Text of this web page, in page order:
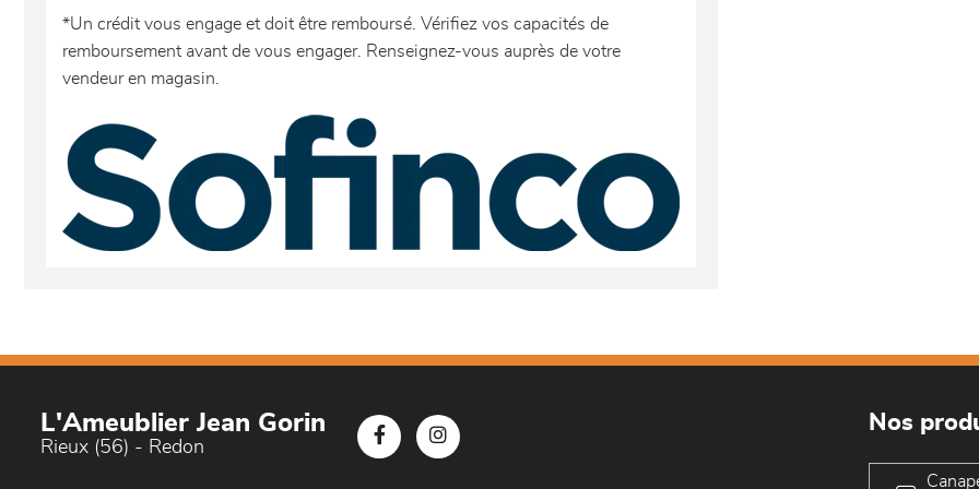
*Un crédit vous engage et doit être remboursé. Vérifiez vos capacités de
remboursement avant de vous engager. Renseignez-vous auprès de votre
vendeur en magasin.
L'Ameublier Jean Gorin
Rieux (56) - Redon
Nos